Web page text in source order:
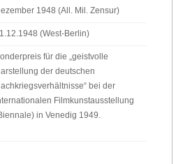
1948 (All. Mil. Zensur)
(West-Berlin)
für die „geistvolle
der deutschen
bei der
Filmkunstausstellung
in Venedig 1949.